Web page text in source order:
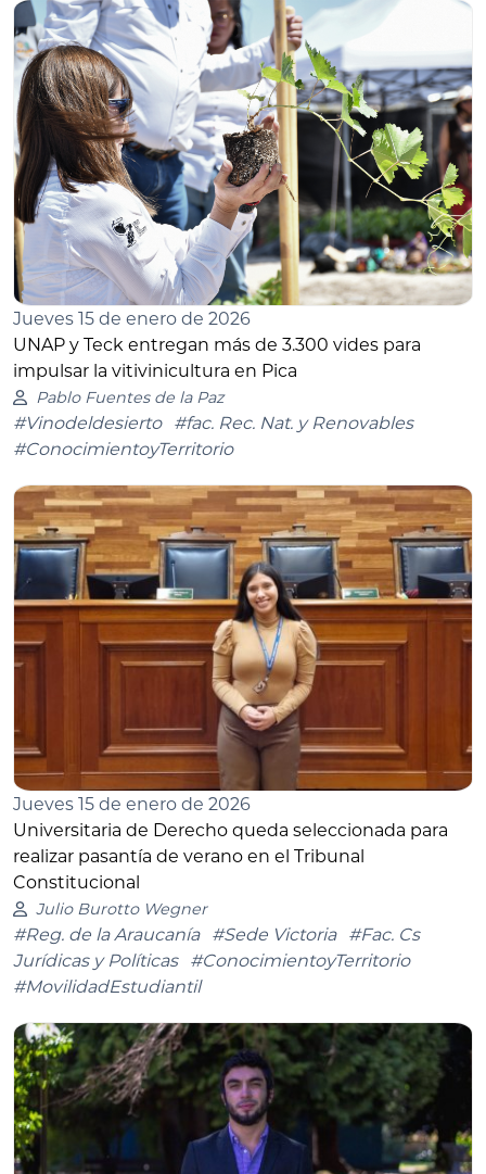
Jueves 15 de enero de 2026
UNAP y Teck entregan más de 3.300 vides para
impulsar la vitivinicultura en Pica
Pablo Fuentes de la Paz
#Vinodeldesierto
#fac. Rec. Nat. y Renovables
#ConocimientoyTerritorio
Jueves 15 de enero de 2026
Universitaria de Derecho queda seleccionada para
realizar pasantía de verano en el Tribunal
Constitucional
Julio Burotto Wegner
#Reg. de la Araucanía #Sede Victoria
#Fac. Cs
Jurídicas y Políticas
#ConocimientoyTerritorio
#MovilidadEstudiantil